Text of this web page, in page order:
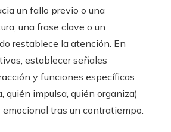
un fallo previo o una
una frase clave o un
restablece la atención. En
establecer señales
y funciones específicas
quién impulsa, quién organiza)
tras un contratiempo.